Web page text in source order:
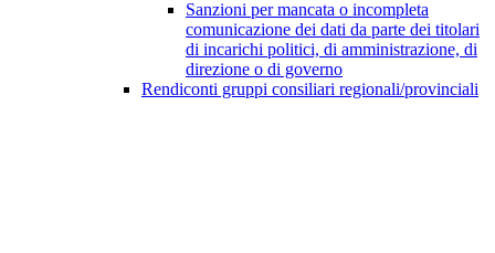
Sanzioni per mancata o incompleta
comunicazione dei dati da parte dei titolari
di incarichi politici, di amministrazione, di
direzione o di governo
Rendiconti gruppi consiliari regionali/provinciali